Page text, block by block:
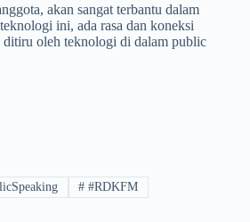
akan sangat terbantu dalam
ini, ada rasa dan koneksi
oleh teknologi di dalam public
# #RDKFM